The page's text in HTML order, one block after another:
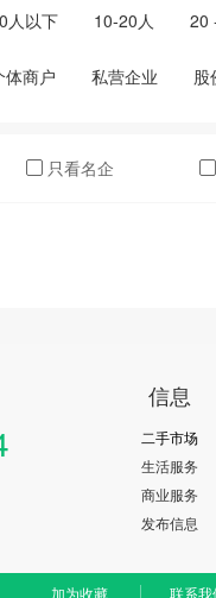
人以下 10-20人 20
体商户 私营企业 股
只看名企
信息
二手市场
生活服务
商业服务
发布信息
加为收藏 联系我